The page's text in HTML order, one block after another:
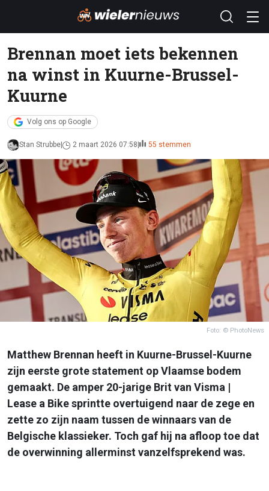
Brennan moet iets bekennen
na winst in Kuurne-Brussel-
Kuurne
Volg ons op Google
Stan Strubbe 2 maart 2026 07:58 55 stemmen
Foto: © PhotoNews
Matthew Brennan heeft in Kuurne-Brussel-Kuurne
zijn eerste grote statement op Vlaamse bodem
gemaakt. De amper 20-jarige Brit van Visma |
Lease a Bike sprintte overtuigend naar de zege en
zette zo zijn naam tussen de winnaars van de
Belgische klassieker. Toch gaf hij na afloop toe dat
de overwinning allerminst vanzelfsprekend was.